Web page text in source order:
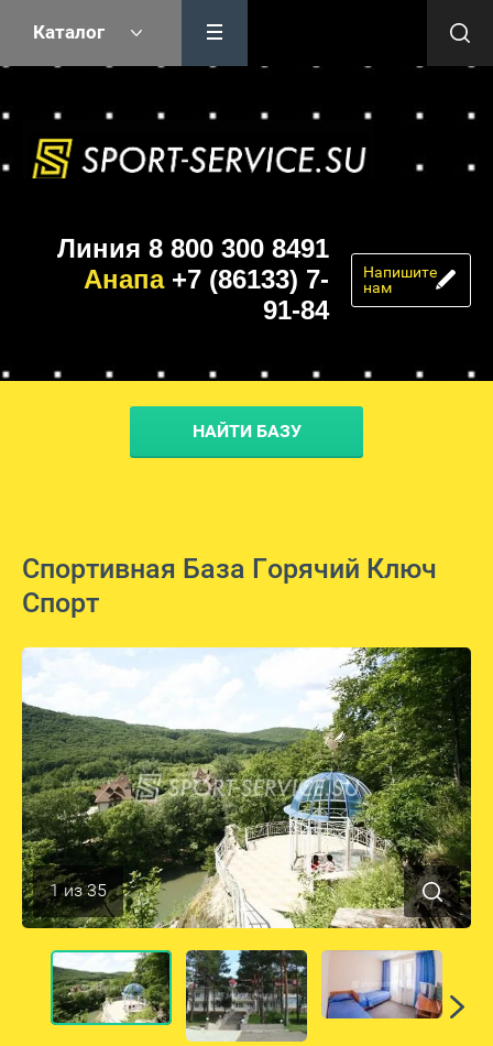
Каталог
Линия 8 800 300 8491
Анапа+7 (86133) 7-
91-84
Напишите
нам
НАЙТИ БАЗУ
Спортивная База Горячий Ключ
Спорт
1из35